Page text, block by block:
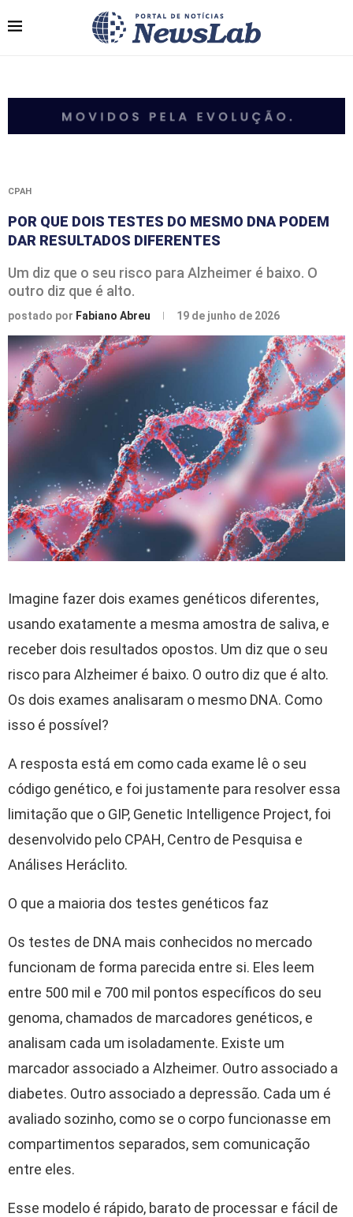
CPAH
POR QUE DOIS TESTES DO MESMO DNA PODEM
DAR RESULTADOS DIFERENTES
Um diz que o seu risco para Alzheimer é baixo. O
outro diz que é alto.
postado por Fabiano Abreu 19 de junho de 2026
Imagine fazer dois exames genéticos diferentes,
usando exatamente a mesma amostra de saliva, e
receber dois resultados opostos. Um diz que o seu
risco para Alzheimer é baixo. O outro diz que é alto.
Os dois exames analisaram o mesmo DNA. Como
isso é possível?
A resposta está em como cada exame lê o seu
código genético, e foi justamente para resolver essa
limitação que o GIP, Genetic Intelligence Project, foi
desenvolvido pelo CPAH, Centro de Pesquisa e
Análises Heráclito.
O que a maioria dos testes genéticos faz
Os testes de DNA mais conhecidos no mercado
funcionam de forma parecida entre si. Eles leem
entre 500 mil e 700 mil pontos específicos do seu
genoma, chamados de marcadores genéticos, e
analisam cada um isoladamente. Existe um
marcador associado a Alzheimer. Outro associado a
diabetes. Outro associado a depressão. Cada um é
avaliado sozinho, como se o corpo funcionasse em
compartimentos separados, sem comunicação
entre eles.
Esse modelo é rápido, barato de processar e fácil de